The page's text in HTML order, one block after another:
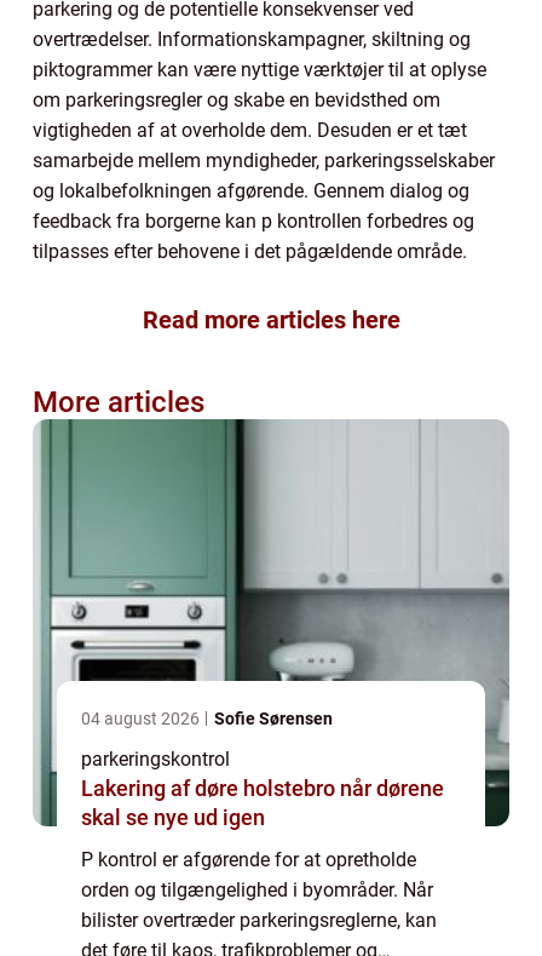
parkering og de potentielle konsekvenser ved
overtrædelser. Informationskampagner, skiltning og
piktogrammer kan være nyttige værktøjer til at oplyse
om parkeringsregler og skabe en bevidsthed om
vigtigheden af at overholde dem. Desuden er et tæt
samarbejde mellem myndigheder, parkeringsselskaber
og lokalbefolkningen afgørende. Gennem dialog og
feedback fra borgerne kan p kontrollen forbedres og
tilpasses efter behovene i det pågældende område.
Read more articles here
More articles
04 august 2026 Sofie Sørensen
parkeringskontrol
Lakering af døre holstebro når dørene
skal se nye ud igen
P kontrol er afgørende for at opretholde
orden og tilgængelighed i byområder. Når
bilister overtræder parkeringsreglerne, kan
det føre til kaos, trafikproblemer og